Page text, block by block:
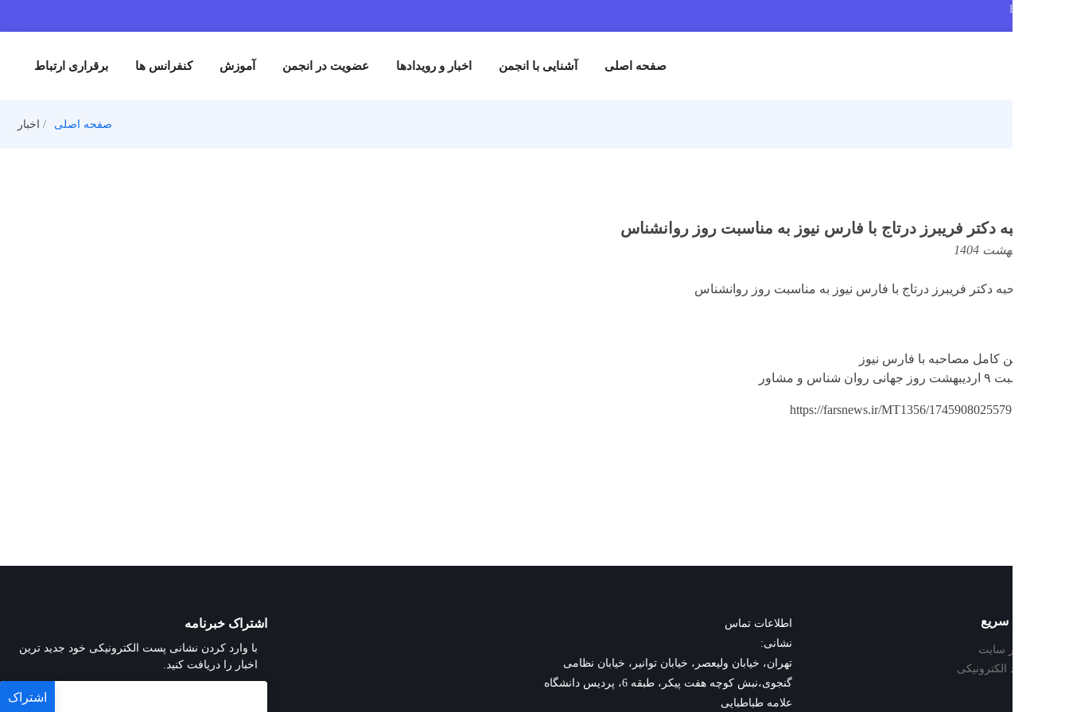
صفحه اصلی آشنایی با انجمن اخبار و رویدادها عضویت در انجمن آموزش کنفرانس ها برقراری ارتباط
صفحه اصلی اخبار
دکتر فریبرز درتاج با فارس نیوز به مناسبت روز روانشناس
کامل مصاحبه با فارس نیوز
https://farsnews.ir/MT1356/
اطلاعات تماس
تهران، خیابان ولیعصر، خیابان توانیر، خیابان نظامی
گنجوی،نبش کوچه هفت پیکر، طبقه 6، پردیس دانشگاه
علامه طباطبایی
اشتراک خبرنامه
با وارد کردن نشانی پست الکترونیکی خود جدید ترین
اخبار را دریافت کنید.